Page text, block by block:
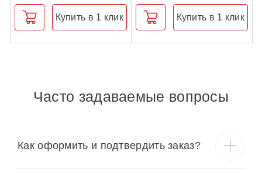
Купить в 1 клик Купить в 1 клик
Часто задаваемые вопросы
Как оформить и подтвердить заказ?